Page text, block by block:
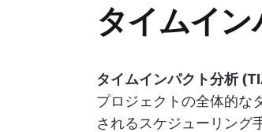
タイムイン
タイムインパクト分析
プロジェクトの全体的な
されるスケジューリング